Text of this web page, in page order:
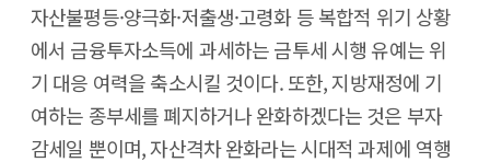
자산불평등·양극화·저출생·고령화 등 복합적 위기 상황
에서 금융투자소득에 과세하는 금투세 시행 유예는 위
기 대응 여력을 축소시킬 것이다. 또한, 지방재정에 기
여하는 종부세를 폐지하거나 완화하겠다는 것은 부자
감세일 뿐이며, 자산격차 완화라는 시대적 과제에 역행